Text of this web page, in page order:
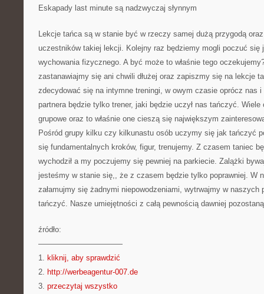
Eskapady last minute są nadzwyczaj słynnym
Lekcje tańca są w stanie być w rzeczy samej dużą przygodą
uczestników takiej lekcji. Kolejny raz będziemy mogli poczuć się
wychowania fizycznego. A być może to właśnie tego
zastanawiajmy się ani chwili dłużej oraz zapiszmy się na lekcje
zdecydować się na intymne treningi, w owym czasie oprócz nas
partnera będzie tylko trener, jaki będzie uczył nas tańczyć.
grupowe oraz to właśnie one cieszą się największym
Pośród grupy kilku czy kilkunastu osób uczymy się jak tańczyć
się fundamentalnych kroków, figur, trenujemy. Z czasem taniec
wychodził a my poczujemy się pewniej na parkiecie. Zalążki
jesteśmy w stanie się,, że z czasem będzie tylko poprawniej. W
załamujmy się żadnymi niepowodzeniami, wytrwajmy w
tańczyć. Nasze umiejętności z całą pewnością dawniej
źródło:
———————————
1. kliknij, aby sprawdzić
2. http://werbeagentur-007.de
3. przeczytaj wszystko